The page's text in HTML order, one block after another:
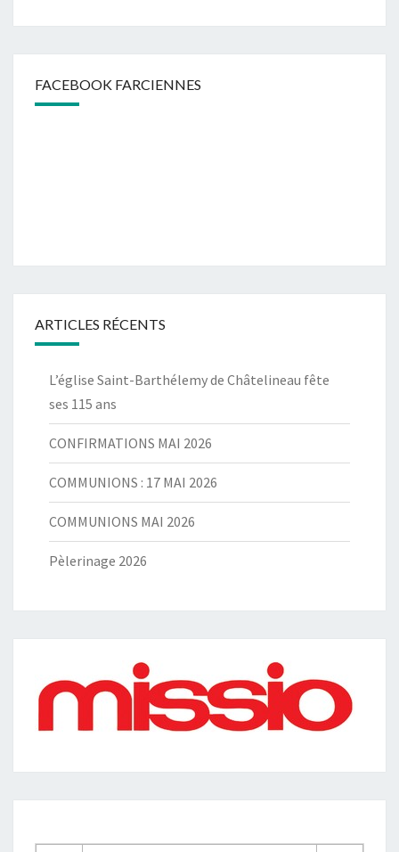
FACEBOOK FARCIENNES
ARTICLES RÉCENTS
L’église Saint-Barthélemy de Châtelineau fête
ses 115 ans
CONFIRMATIONS MAI 2026
COMMUNIONS : 17 MAI 2026
COMMUNIONS MAI 2026
Pèlerinage 2026